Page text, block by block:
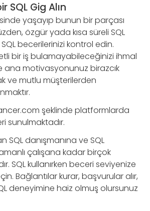
SQL Gig Alın
yaşayıp bunun bir parçası
özgür yada kısa süreli SQL
becerilerinizi kontrol edin.
bir iş bulamayabileceğinizi ihmal
ana motivasyonunuz birazcık
ve mutlu müşterilerden
şeklinde platformlarda
sunulmaktadır.
SQL danışmanına ve SQL
çalışana kadar birçok
SQL kullanırken beceri seviyenize
Bağlantılar kurar, başvurular alır,
deneyimine haiz olmuş olursunuz